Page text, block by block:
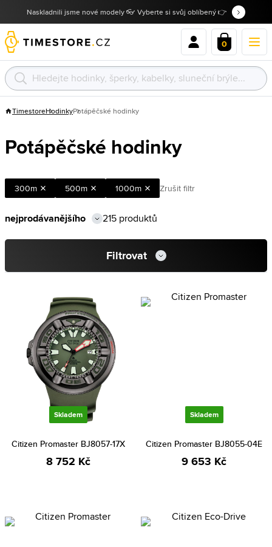
Naskladnili jsme nové modely 👓 Vyberte si svůj oblíbený 👉
0
TimestoreHodinkyPotápěčské hodinky
Potápěčské hodinky
300m 500m 1000m Zrušit filtr
215 produktů
Filtrovat
Skladem
Citizen Promaster BJ8057-17X
8 752 Kč
Skladem
Citizen Promaster BJ8055-04E
9 653 Kč